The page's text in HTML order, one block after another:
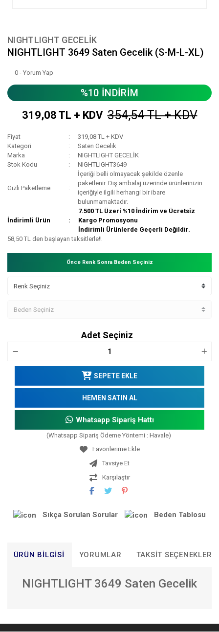
NIGHTLIGHT GECELİK
NIGHTLIGHT 3649 Saten Gecelik (S-M-L-XL)
0 - Yorum Yap
%10 İNDİRİM
319,08 TL + KDV 354,54 TL + KDV
Fiyat
319,08 TL + KDV
Kategori
Saten Gecelik
Marka
NIGHTLIGHT GECELİK
Stok Kodu
NIGHTLIGHT3649
Gizli Paketleme
İçeriği belli olmayacak şekilde özenle
paketlenir. Dış ambalaj üzerinde ürünlerinizin
içeriğiyle ilgili herhangi bir ibare
bulunmamaktadır.
İndirimli Ürün
7.500 TL Üzeri %10 İndirim ve Ücretsiz
Kargo Promosyonu
İndirimli Ürünlerde Geçerli Değildir.
58,50 TL den başlayan taksitlerle!!
Önce Renk Sonra Beden Seçiniz
Adet Seçiniz
SEPETE EKLE
HEMEN SATIN AL
Whatsapp Sipariş Hattı
(Whatsapp Sipariş Ödeme Yöntemi : Havale)
Tavsiye Et
Karşılaştır
Sıkça Sorulan Sorular Beden Tablosu
ÜRÜN BILGISI YORUMLAR TAKSIT SEÇENEKLERI
NIGHTLIGHT 3649 Saten Gecelik
Bu ürünün fiyat bilgisi, resim, ürün açıklamalarında ve diğer